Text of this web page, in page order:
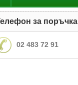
за поръчка
02 483 72 91